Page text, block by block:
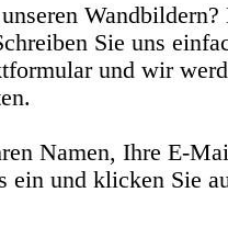
Sie uns
und wir
Namen, Ihre E-
ein und klicken Sie